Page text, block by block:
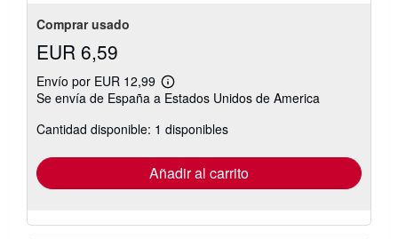
Comprar usado
EUR 6,59
Envío por EUR 12,99
Más
información
las
tarifas
envío
Se envía de España a Estados Unidos de America
Cantidad disponible: 1 disponibles
Añadir al carrito